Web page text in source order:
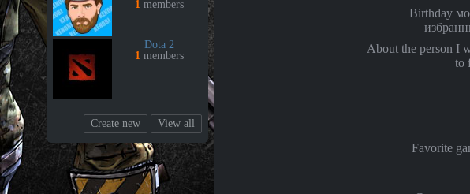
1members
Dota 2
1members
Create new View all
Birthday
About the person I
to
Favorite